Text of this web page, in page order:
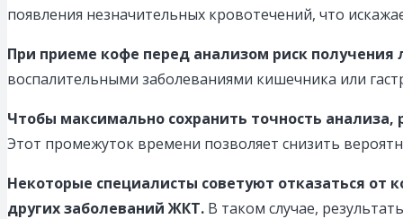
появления незначительных кровотечений, что
При приеме кофе перед анализом риск
воспалительными заболеваниями кишечника или
Чтобы максимально сохранить точность
Этот промежуток времени позволяет снизить
Некоторые специалисты советуют отказаться от
других заболеваний ЖКТ. В таком случае,